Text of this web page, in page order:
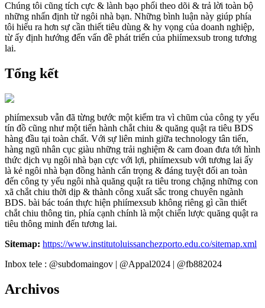
Chúng tôi cũng tích cực & lành bạo phổi theo dõi & trả lời toàn bộ
những nhấn định từ ngôi nhà bạn. Những bình luận này giúp phía
tôi hiểu ra hơn sự cần thiết tiêu dùng & hy vọng của doanh nghiệp,
từ ấy định hướng đến vấn đề phát triển của phiímexsub trong tương
lai.
Tổng kết
phiímexsub vẫn đã từng bước một kiểm tra vì chũm của công ty yếu
tín đồ cũng như một tiến hành chắt chiu & quăng quật ra tiêu BDS
hàng đầu tại toàn chất. Với sự liên minh giữa technology tân tiến,
hàng ngũ nhân cục giàu những trải nghiệm & cam đoan đưa tới hình
thức dịch vụ ngôi nhà bạn cực với lợi, phiímexsub với tương lai ấy
là kẻ ngôi nhà bạn đồng hành cẩn trọng & đáng tuyệt đối an toàn
đến công ty yếu ngôi nhà quăng quật ra tiêu trong chặng những con
xã chắt chiu thời dịp & thành công xuất sắc trong chuyên ngành
BDS. bài bác toán thực hiện phiímexsub không riêng gì cần thiết
chắt chiu thông tin, phía cạnh chính là một chiến lược quăng quật ra
tiêu thông minh đến tương lai.
Sitemap: https://www.institutoluissanchezporto.edu.co/sitemap.xml
Inbox tele : @subdomaingov | @Appal2024 | @fb882024
Archivos